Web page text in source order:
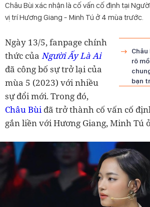
Châu Bùi xác nhận là cố vấn cố định tại
vị trí Hương Giang - Minh Tú ở 4 mùa trước.
rõ
bạn
Ngày 13/5, fanpage chính
thức của Người Ấy Là Ai
đã công bố sự trở lại của
mùa 5 (2023) với nhiều
sự đổi mới. Trong đó,
Châu Bùiđã trở thành cố vấn cố
gắn liền với Hương Giang, Minh Tú